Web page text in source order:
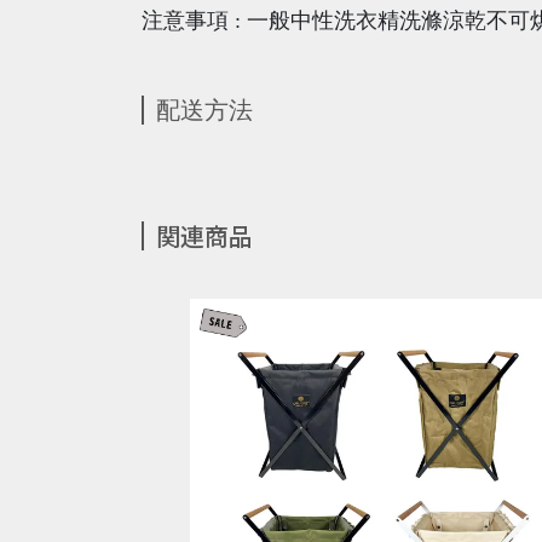
注意事項 : 一般中性洗衣精洗滌涼乾不可
配送方法
関連商品